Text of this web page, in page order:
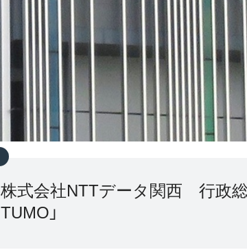
株式会社NTTデータ関西 行政
TUMO」